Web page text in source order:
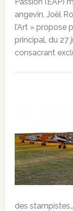
angevin, Joël
l’Art » propose
principal, du 27
consacrant
des